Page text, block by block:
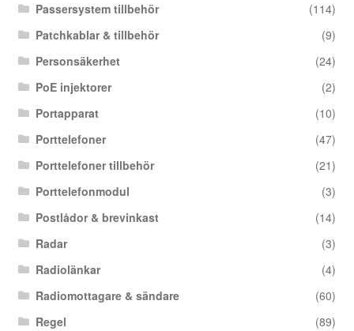
Passersystem tillbehör
(114)
Patchkablar & tillbehör
(9)
Personsäkerhet
(24)
PoE injektorer
(2)
Portapparat
(10)
Porttelefoner
(47)
Porttelefoner tillbehör
(21)
Porttelefonmodul
(3)
Postlådor & brevinkast
(14)
Radar
(3)
Radiolänkar
(4)
Radiomottagare & sändare
(60)
Regel
(89)